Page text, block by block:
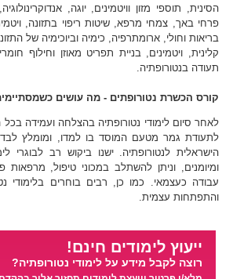
הסינית, תוספי מזון וויטמינים, יוגה,
פרחי באך, צמחי מרפא, שיטות ריפוי בתזונה,
בריאות וחולי, ארומתרפיה, כימיה וביוכימיה של
קלינית, ויטמינים, בניית תפריט מאוזן וחילוף
תעודה בנטורופתיה.
קורס הכשרת נטורופתים - מה עושים
לאחר סיום לימודי נטורופתיה בהצלחה ועמידה
לתעודת גמר מטעם המוסד בו למדו, ומומלץ
הישראלית לנטורופתיה. ישנו ביקוש רב לבוגרי
ומיומנים, וניתן להשתלב במכוני טיפול, מרפאות
עבודה כעצמאי. כמו כן, רבים בוחרים בלימודי
והתפתחות עצמית.
ייעוץ לימודים חינם!
רוצה לקבל מידע על לימודי נטורופתיה?